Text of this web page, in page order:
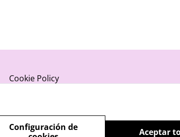
Cookie Policy
Aceptar
Configuración de